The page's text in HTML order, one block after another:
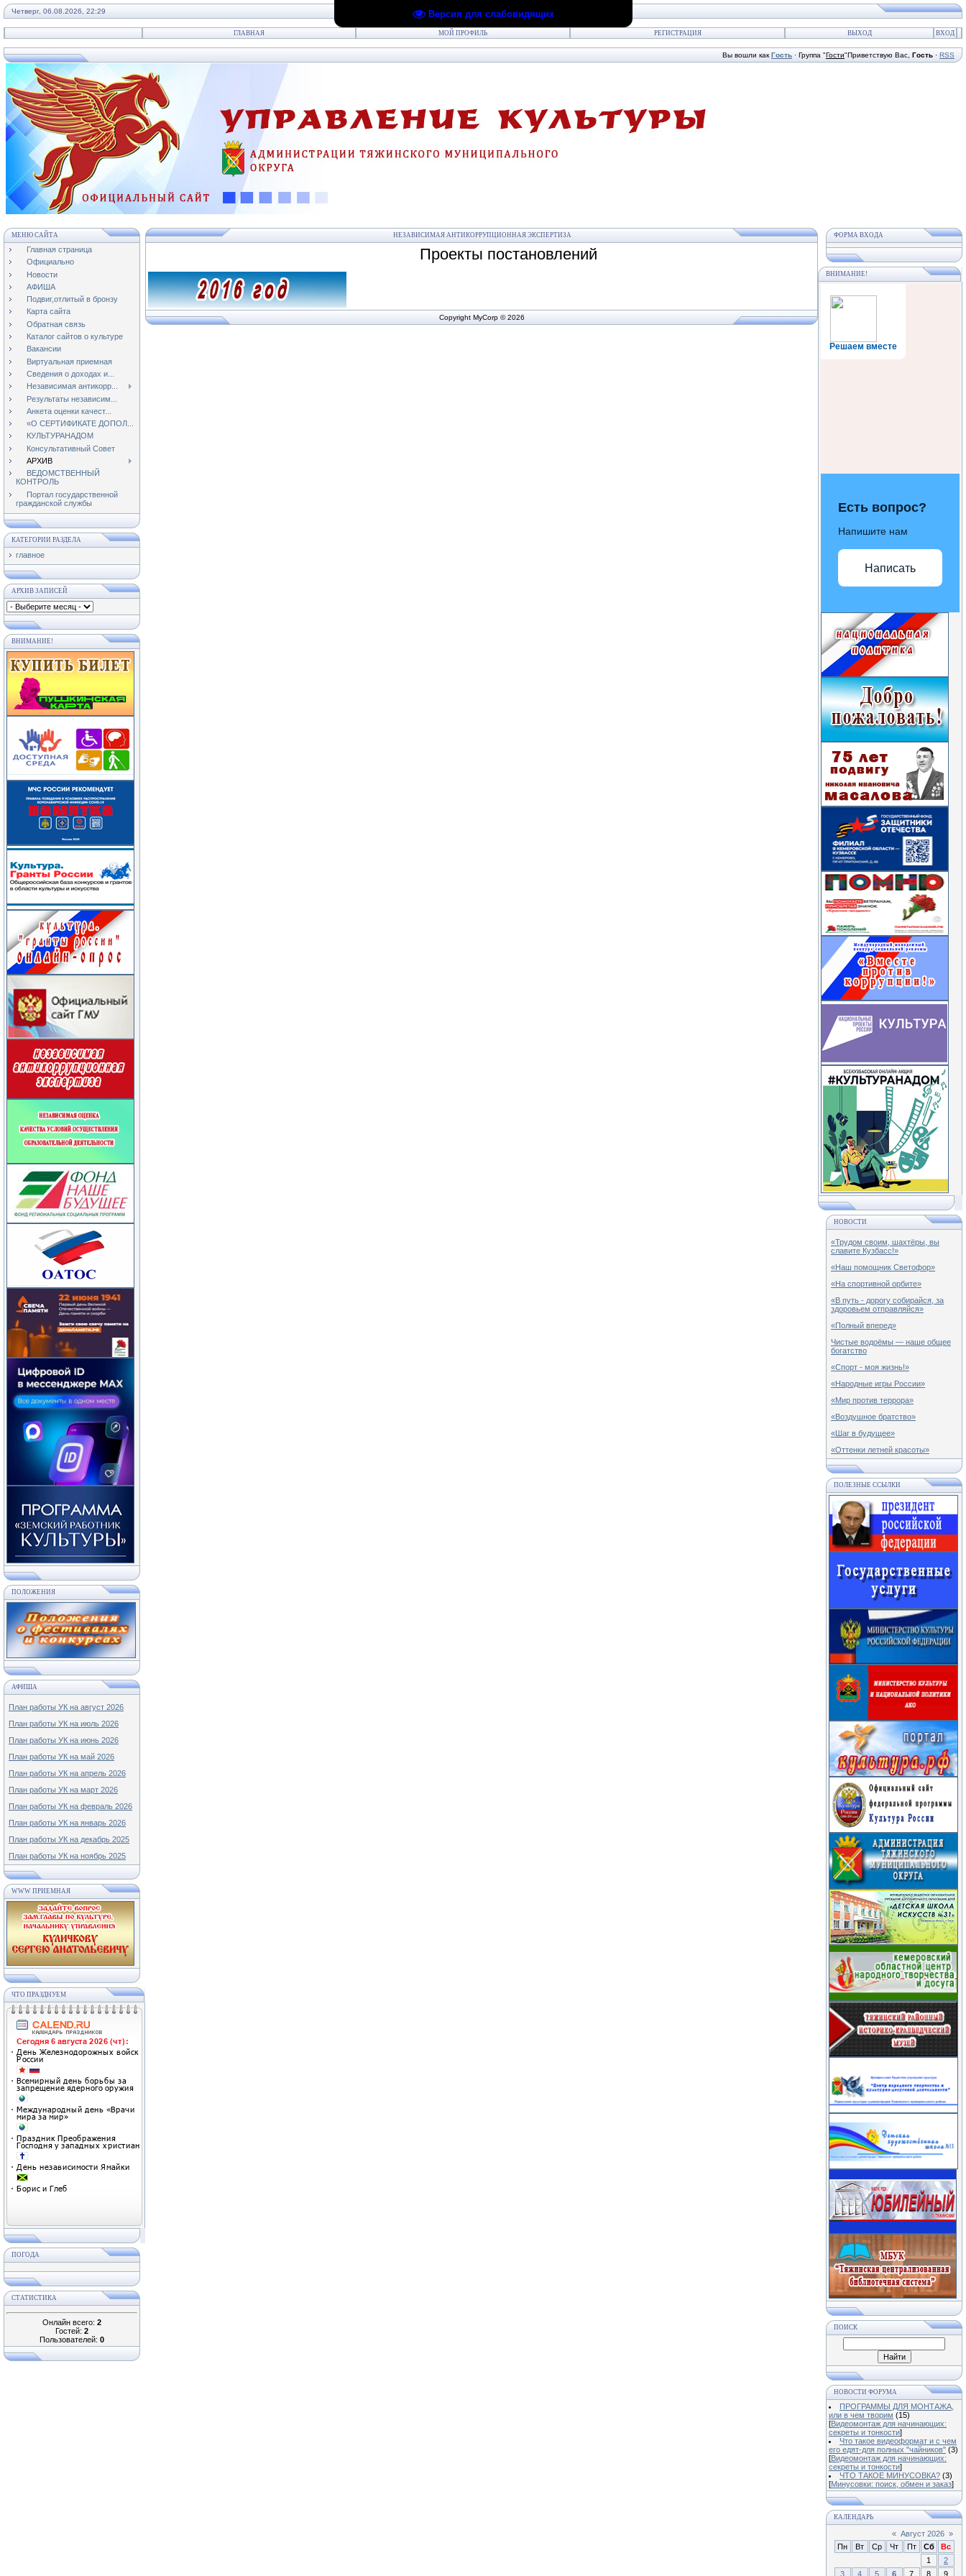
Версия для слабовидящих
Четверг, 06.08.2026, 22:29
ГЛАВНАЯ МОЙ ПРОФИЛЬ РЕГИСТРАЦИЯ ВЫХОД ВХОД
Вы вошли как Гость · Группа "Гости"Приветствую Вас Гость · RSS
МЕНЮ САЙТА
Главная страница
Официально
Новости
АФИША
Подвиг,отлитый в бронзу
Карта сайта
Обратная связь
Каталог сайтов о культуре
Вакансии
Виртуальная приемная
Сведения о доходах и...
Независимая антикорр...
Результаты независим...
Анкета оценки качест...
«О СЕРТИФИКАТЕ ДОПОЛ...
КУЛЬТУРАНАДОМ
Консультативный Совет
АРХИВ
ВЕДОМСТВЕННЫЙ
КОНТРОЛЬ
Портал государственной
гражданской службы
КАТЕГОРИИ РАЗДЕЛА
главное
АРХИВ ЗАПИСЕЙ
ВНИМАНИЕ!
ПОЛОЖЕНИЯ
АФИША
План работы УК на август 2026
План работы УК на июль 2026
План работы УК на июнь 2026
План работы УК на май 2026
План работы УК на апрель 2026
План работы УК на март 2026
План работы УК на февраль 2026
План работы УК на январь 2026
План работы УК на декабрь 2025
План работы УК на ноябрь 2025
WWW ПРИЕМНАЯ
ЧТО ПРАЗДНУЕМ
ПОГОДА
СТАТИСТИКА
Онлайн всего: 2
Гостей: 2
Пользователей: 0
НЕЗАВИСИМАЯ АНТИКОРРУПЦИОННАЯ ЭКСПЕРТИЗА
Проекты постановлений
Copyright MyCorp © 2026
ФОРМА ВХОДА
ВНИМАНИЕ!
Решаем вместе
Есть вопрос?
Напишите нам
Написать
НОВОСТИ
«Трудом своим, шахтёры, вы
славите Кузбасс!»
«Наш помощник Светофор»
«На спортивной орбите»
«В путь - дорогу собирайся, за
здоровьем отправляйся»
«Полный вперед»
Чистые водоёмы — наше общее
богатство
«Спорт - моя жизнь!»
«Народные игры России»
«Мир против террора»
«Воздушное братство»
«Шаг в будущее»
«Оттенки летней красоты»
ПОЛЕЗНЫЕ ССЫЛКИ
ПОИСК
НОВОСТИ ФОРУМА
ПРОГРАММЫ ДЛЯ МОНТАЖА,
или в чем творим (15)
[Видеомонтаж для начинающих:
секреты и тонкости]
Что такое видеоформат и с чем
его едят-для полных "чайников" (3)
[Видеомонтаж для начинающих:
секреты и тонкости]
ЧТО ТАКОЕ МИНУСОВКА? (3)
[Минусовки: поиск, обмен и заказ]
КАЛЕНДАРЬ
« Август 2026 »
Пн
Вт Ср Чт Пт Сб
Вс
1
2
3
4 5 6 7 8 9